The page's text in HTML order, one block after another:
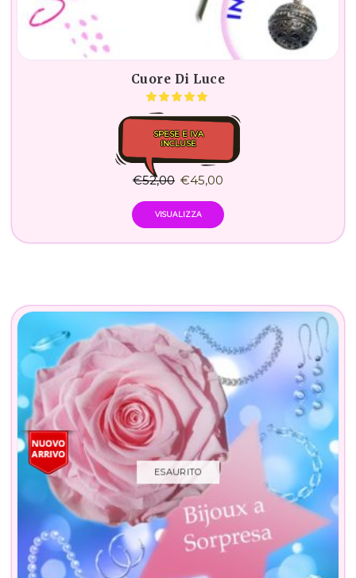
Cuore Di Luce
SPESE E IVA
INCLUSE
€52,00 €45,00
VISUALIZZA
ESAURITO